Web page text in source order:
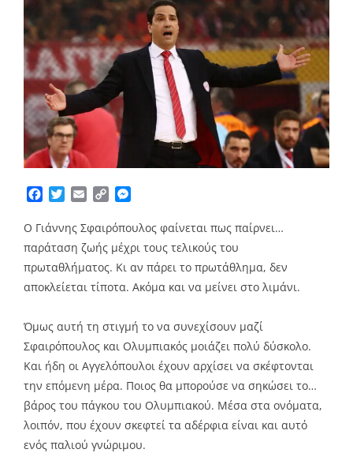
Facebook
TwitterEmailCopy
Ο Γιάννης Σφαιρόπουλος φαίνεται πως παίρνει…
παράταση ζωής μέχρι τους τελικούς του
πρωταθλήματος. Κι αν πάρει το πρωτάθλημα, δεν
αποκλείεται τίποτα. Ακόμα και να μείνει στο λιμάνι.
Όμως αυτή τη στιγμή το να συνεχίσουν μαζί
Σφαιρόπουλος και Ολυμπιακός μοιάζει πολύ δύσκολο.
Και ήδη οι Αγγελόπουλοι έχουν αρχίσει να σκέφτονται
την επόμενη μέρα. Ποιος θα μπορούσε να σηκώσει το…
βάρος του πάγκου του Ολυμπιακού. Μέσα στα ονόματα,
λοιπόν, που έχουν σκεφτεί τα αδέρφια είναι και αυτό
ενός παλιού γνώριμου.